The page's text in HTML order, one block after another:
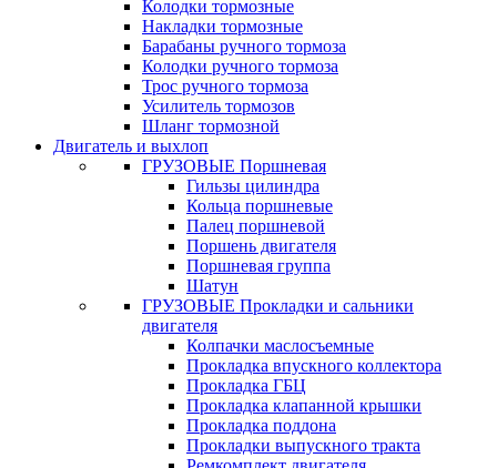
Колодки тормозные
Накладки тормозные
Барабаны ручного тормоза
Колодки ручного тормоза
Трос ручного тормоза
Усилитель тормозов
Шланг тормозной
Двигатель и выхлоп
ГРУЗОВЫЕ Поршневая
Гильзы цилиндра
Кольца поршневые
Палец поршневой
Поршень двигателя
Поршневая группа
Шатун
ГРУЗОВЫЕ Прокладки и сальники
двигателя
Колпачки маслосъемные
Прокладка впускного коллектора
Прокладка ГБЦ
Прокладка клапанной крышки
Прокладка поддона
Прокладки выпускного тракта